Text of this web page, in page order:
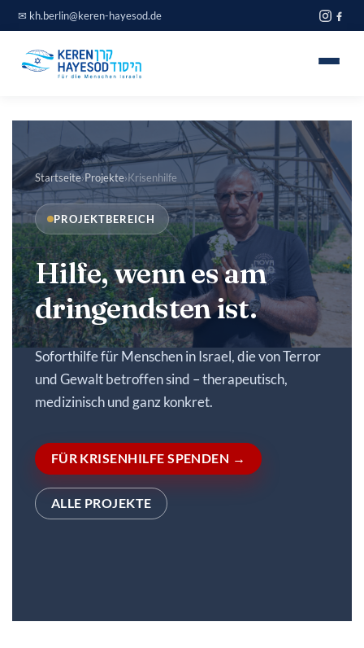
Zum
Inhalt
springen
✉ kh.berlin@keren-hayesod.de
Projekte
Über uns
Spendeninfo
Journal
Blog
Kontakt
Startseite›Projekte›Krisenhilfe
PROJEKTBEREICH
Hilfe, wenn es am
dringendsten ist.
Soforthilfe für Menschen in Israel, die von Terror
und Gewalt betroffen sind – therapeutisch,
medizinisch und ganz konkret.
FÜR KRISENHILFE SPENDEN →
ALLE PROJEKTE